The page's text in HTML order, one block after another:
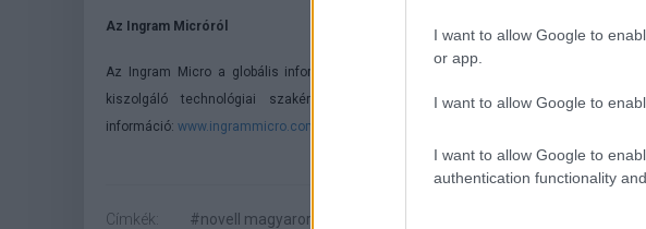
I want to allow Google to
or app.
I want to allow Google to
I want to allow Google to
authentication functionality
Az Ingram Micróról
Az Ingram Micro a globális informatikai ökoszisztéma vezető technológiai
kiszolgáló technológiai szakértőkhöz a gyártók és felhőszolgáltatók
információ: www.ingrammicro.com
Címkék: #novell magyarország